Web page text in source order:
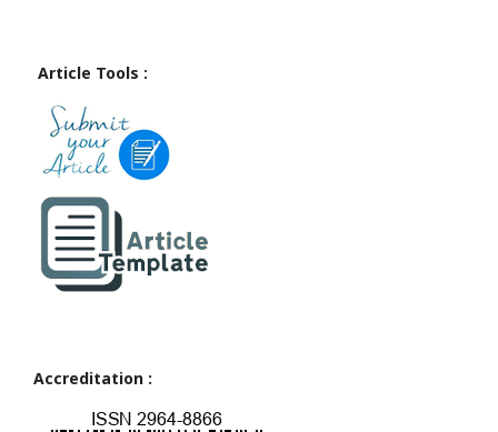
Article Tools :
Accreditation :